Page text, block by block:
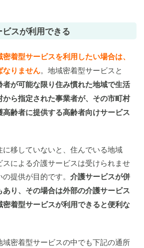
スが利用できる
着型サービスを利用したい場合は、
なりません。地域密着型サービスと
が可能な限り住み慣れた地域で生活
ら指定された事業者が、その市町村
齢者に提供する高齢者向けサービス
移していないと、住んでいる地域
による介護サービスは受けられませ
提供が目的です。 介護サービスが併
り、その場合は外部の介護サービス
着型サービスが利用できると便利な
密着型サービスの中でも下記の通所